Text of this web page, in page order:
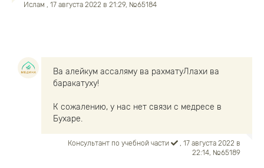
Ислам , 17 августа 2022 в 21:29, №65184
Ва алейкум ассаляму ва рахматуЛлахи ва
баракатуху!
К сожалению, у нас нет связи с медресе в
Бухаре.
Консультант по учебной части
, 17 августа 2022 в
22:14, №65189